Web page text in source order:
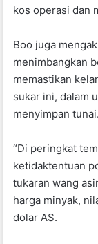
kos operasi dan
Boo juga
menimbangkan
memastikan
sukar ini, dalam
menyimpan tunai.
“Di peringkat
ketidaktentuan
tukaran wang
harga minyak,
dolar AS.